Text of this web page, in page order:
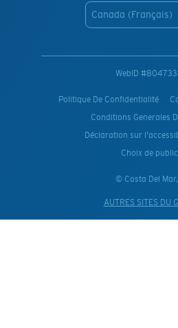
Canada (Français)
WebID #
Politique De Confidentialité
Conditions Generales
Déclaration sur
Choix de
© Costa Del Mar,
AUTRES SITES DU